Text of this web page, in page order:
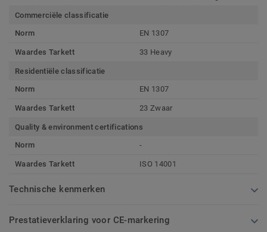
Commerciële classificatie
Norm
EN 1307
Waardes Tarkett 33 Heavy
Residentiële classificatie
Norm
EN 1307
Waardes Tarkett 23 Zwaar
Quality & environment certifications
Norm
-
Waardes Tarkett ISO 14001
Technische kenmerken
Prestatieverklaring voor CE-markering